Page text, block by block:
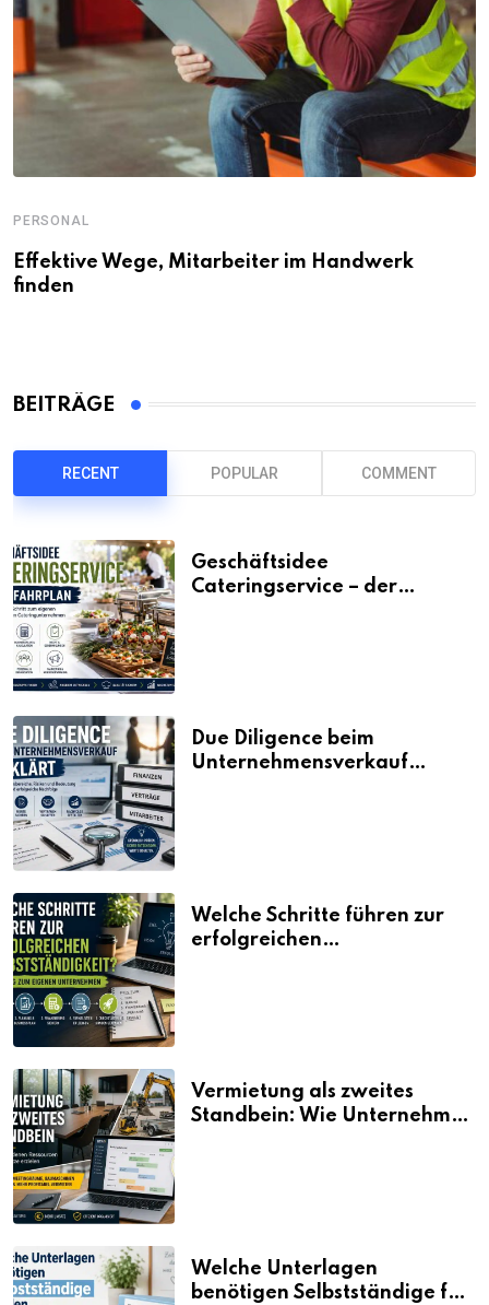
PERSONAL
Effektive Wege, Mitarbeiter im Handwerk
finden
BEITRÄGE
RECENT POPULAR COMMENT
Geschäftsidee
Cateringservice – der
Due Diligence beim
Unternehmensverkauf
Welche Schritte führen zur
erfolgreichen
Vermietung als zweites
Standbein: Wie Unternehmen
Welche Unterlagen
benötigen Selbstständige für